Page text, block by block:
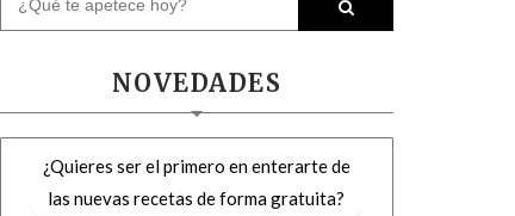
NOVEDADES
¿Quieres ser el primero en enterarte de
las nuevas recetas de forma gratuita?